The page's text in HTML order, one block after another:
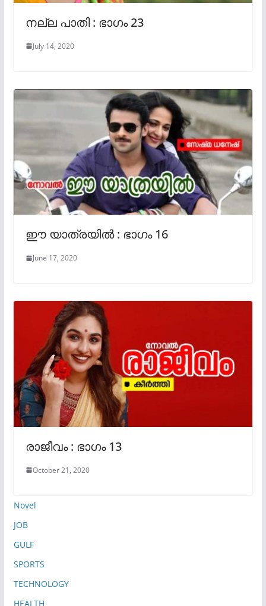
നല്ല‍ പാതി : ഭാഗം 23
July 14, 2020
ഈ യാത്രയിൽ : ഭാഗം 16
June 17, 2020
രാജീവം : ഭാഗം 13
October 21, 2020
Novel
JOB
GULF
SPORTS
TECHNOLOGY
HEALTH